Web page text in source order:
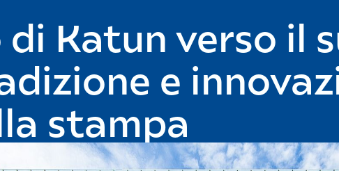
Katun verso il
e
stampa